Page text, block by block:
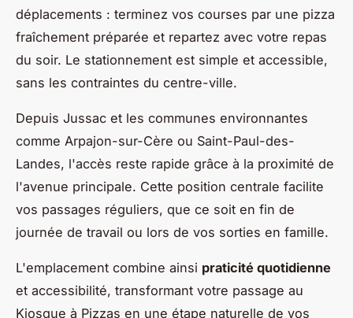
déplacements : terminez vos courses par une pizza
fraîchement préparée et repartez avec votre repas
du soir. Le stationnement est simple et accessible,
sans les contraintes du centre-ville.
Depuis Jussac et les communes environnantes
comme Arpajon-sur-Cère ou Saint-Paul-des-
Landes, l'accès reste rapide grâce à la proximité de
l'avenue principale. Cette position centrale facilite
vos passages réguliers, que ce soit en fin de
journée de travail ou lors de vos sorties en famille.
L'emplacement combine ainsi praticité quotidienne
et accessibilité, transformant votre passage au
Kiosque à Pizzas en une étape naturelle de vos